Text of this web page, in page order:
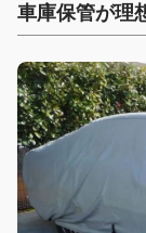
車庫保管が理